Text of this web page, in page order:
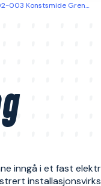
Konstsmide Grenkobling 1-2, 31V Transparent kabel
inngå i et fast